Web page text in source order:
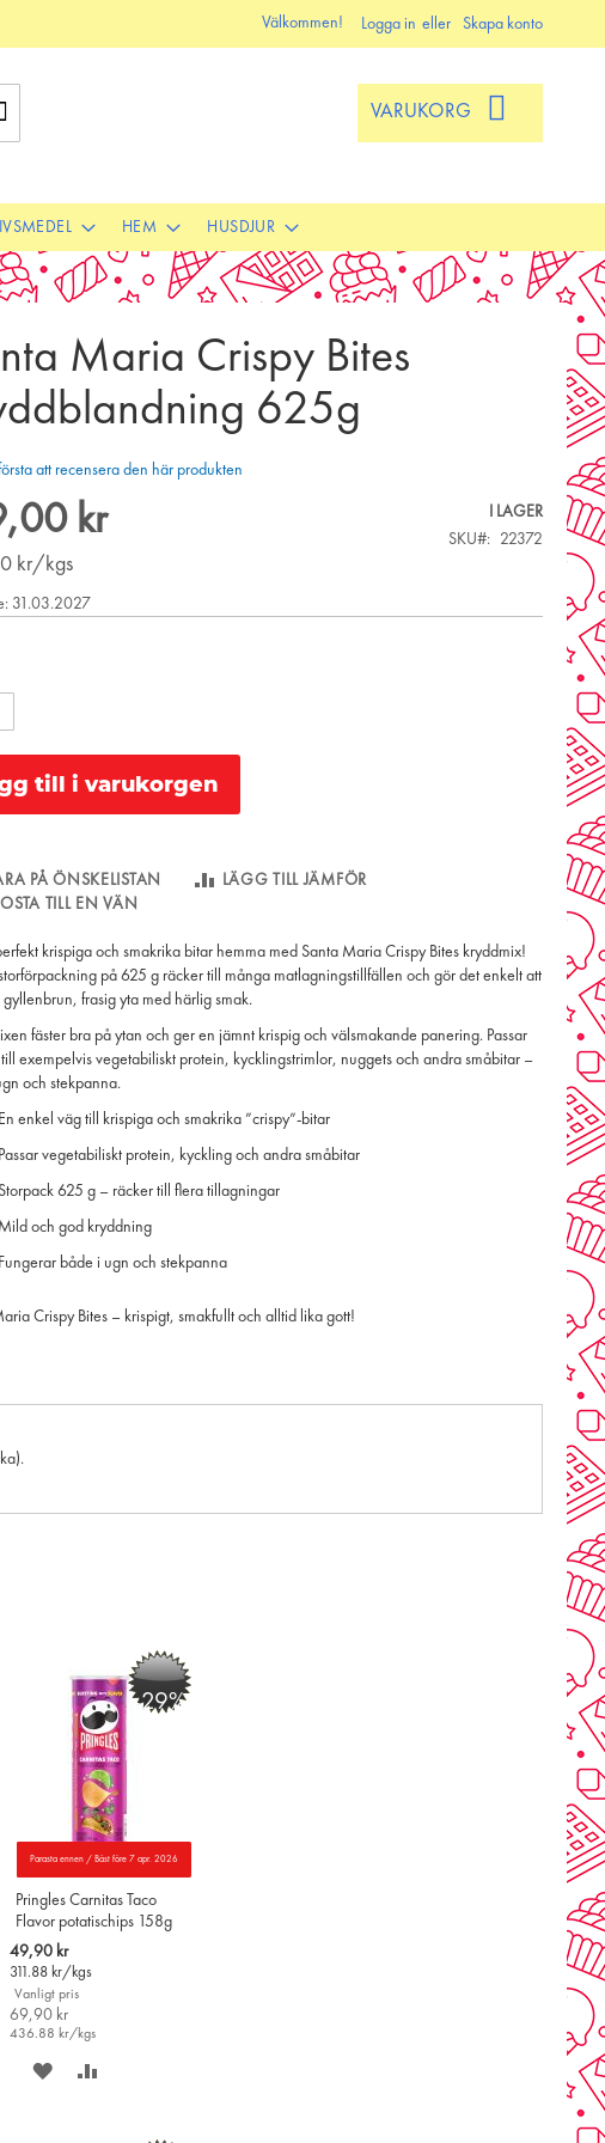
Välkommen! Logga in Skapa konto
VARUKORG
HEM HUSDJUR
Maria Crispy Bites
625g
att recensera den här produkten
kr
kr/kgs
I LAGER
SKU
22372
31.03.2027
till i varukorgen
PÅ ÖNSKELISTAN
LÄGG TILL JÄMFÖR
TILL EN VÄN
krispiga och smakrika bitar hemma med Santa Maria Crispy Bites kryddmix!
på 625 g räcker till många matlagningstillfällen och gör det enkelt att
gyllenbrun, frasig yta med härlig smak.
fäster bra på ytan och ger en jämnt krispig och välsmakande panering. Passar
exempelvis vegetabiliskt protein, kycklingstrimlor, nuggets och andra småbitar –
och stekpanna.
En enkel väg till krispiga och smakrika ”crispy”-bitar
Passar vegetabiliskt protein, kyckling och andra småbitar
625 g – räcker till flera tillagningar
Mild och god kryddning
Fungerar både i ugn och stekpanna
Crispy Bites – krispigt, smakfullt och alltid lika gott!
Parasta ennen / Bäst före 7 apr. 2026
-29%
Pringles Carnitas Taco
Flavor potatischips 158g
Special
Price
49,90 kr
311.88 kr/kgs
Vanligt pris
69,90 kr
436.88 kr/kgs
SPARA